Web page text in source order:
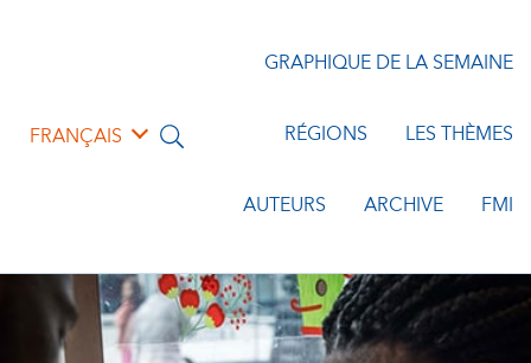
FRANÇAIS
GRAPHIQUE DE LA SEMAINE
RÉGIONS LES THÈMES
AUTEURS ARCHIVE FMI